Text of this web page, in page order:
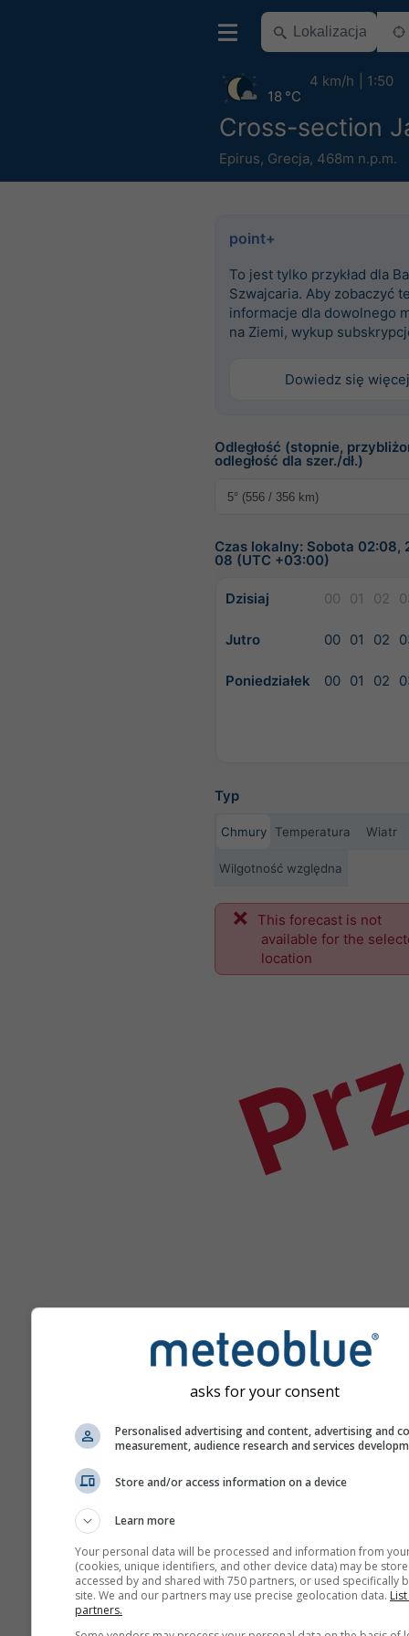
Cross-section
Epirus, Grecja, 468m n.p.m.
18 °C
4 km/h 1:50
point+
To jest tylko przykład dla
Szwajcaria. Aby zobaczyć
informacje dla dowolnego
na Ziemi, wykup
Dowiedz się więcej
Odległość (stopnie,
odległość dla szer./dł.)
Czas lokalny: Sobota
08 (UTC +03:00)
Dzisiaj 00 01 02
Jutro 00 01 02
Poniedziałek 00 01 02
Typ
Chmury Temperatura Wiatr
Wilgotność względna
This forecast is not
available for the
location
Pomoc
asks for your consent
Personalised advertising and content, advertising and
measurement, audience research and services
Store and/or access information on a device
Learn more
Your personal data will be processed and information from
(cookies, unique identifiers, and other device data) may be
accessed by and shared with 750 partners, or used specifically
site. We and our partners may use precise geolocation data.
partners.